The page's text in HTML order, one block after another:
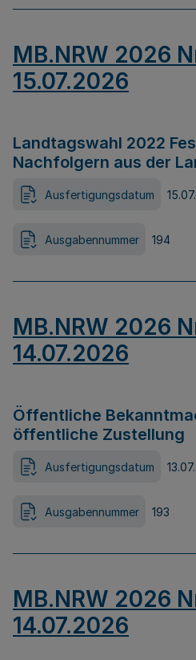
MB.NRW 2026
15.07.2026
Landtagswahl 2022
Nachfolgern aus der
Ausfertigungsdatum
Ausgabennummer 194
MB.NRW 2026
14.07.2026
Öffentliche
öffentliche Zustellung
Ausfertigungsdatum
Ausgabennummer 193
MB.NRW 2026
14.07.2026